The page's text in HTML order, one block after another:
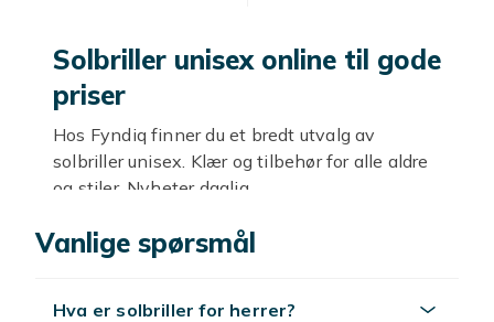
Solbriller unisex online til gode
priser
Hos Fyndiq finner du et bredt utvalg av
solbriller unisex. Klær og tilbehør for alle aldre
og stiler. Nyheter daglig.
Stil og kvalitet
etter stil og budsjett.
Vanlige spørsmål
Hva er solbriller for herrer?